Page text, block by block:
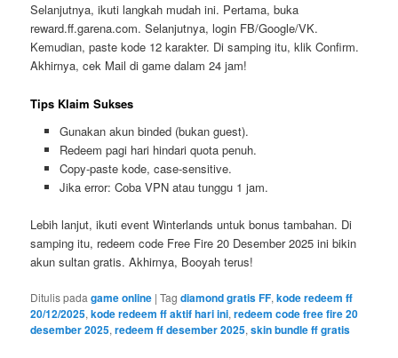
Selanjutnya, ikuti langkah mudah ini. Pertama, buka
reward.ff.garena.com. Selanjutnya, login FB/Google/VK.
Kemudian, paste kode 12 karakter. Di samping itu, klik Confirm.
Akhirnya, cek Mail di game dalam 24 jam!
Tips Klaim Sukses
Gunakan akun binded (bukan guest).
Redeem pagi hari hindari quota penuh.
Copy-paste kode, case-sensitive.
Jika error: Coba VPN atau tunggu 1 jam.
Lebih lanjut, ikuti event Winterlands untuk bonus tambahan. Di
samping itu, redeem code Free Fire 20 Desember 2025 ini bikin
akun sultan gratis. Akhirnya, Booyah terus!
Ditulis padagame online |Tag diamond gratis FF,kode redeem ff
20/12/2025,kode redeem ff aktif hari ini,redeem code free fire 20
desember 2025,redeem ff desember 2025,skin bundle ff gratis